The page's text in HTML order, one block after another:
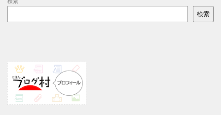
検索